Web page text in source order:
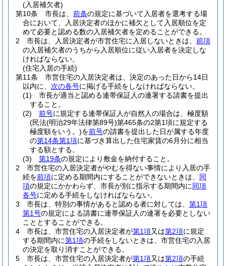
(入居補欠者)
第10条
市長は、 前条の規定に基づいて入居者を選考する場
合において、入居決定者のほかに補欠として入居順位を定
めて必要と認める数の入居補欠者を定めることができる。
2
市長は、入居決定者が市営住宅に入居しないときは、 前項
の入居補欠者のうちから入居順位に従い入居者を決定しな
ければならない。
(住宅入居の手続)
第11条
市営住宅の入居決定者は、決定のあった日から14日
以内に、 次の各号に掲げる手続をしなければならない。
(1)
市長が適当と認める連帯保証人の連署する請書を提出
すること。
(2)
前号に規定する連帯保証人が自然人の場合は、極度額
(民法(明治29年法律第89号)第465条の2第1項に規定する
極度額をいう。)を前号の請書を提出した日が属する年度
の第14条第1項に基づき算出した住宅家賃の6月分に相当
する額とする。
(3)
第19条の規定により敷金を納付すること。
2
市営住宅の入居決定者がやむを得ない事情により入居の手
続を前項に定める期間内にすることができないときは、 同
項の規定にかかわらず、市長が別に指示する期間内に同項
各号に定める手続をしなければならない。
3
市長は、特別の事情があると認める者に対しては、 第1項
第1号の規定による請書に連帯保証人の連署を必要としない
こととすることができる。
4
市長は、市営住宅の入居決定者が第1項又は第2項に規定
する期間内に第1項の手続をしないときは、市営住宅の入居
の決定を取り消すことができる。
5
市長は、市営住宅の入居決定者が第1項又は第2項の手続